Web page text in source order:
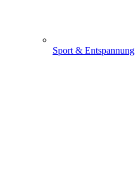
Sport & Entspannung